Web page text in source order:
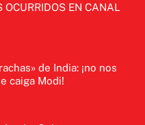
OCURRIDOS EN CANAL
de India: ¡no nos
caiga Modi!